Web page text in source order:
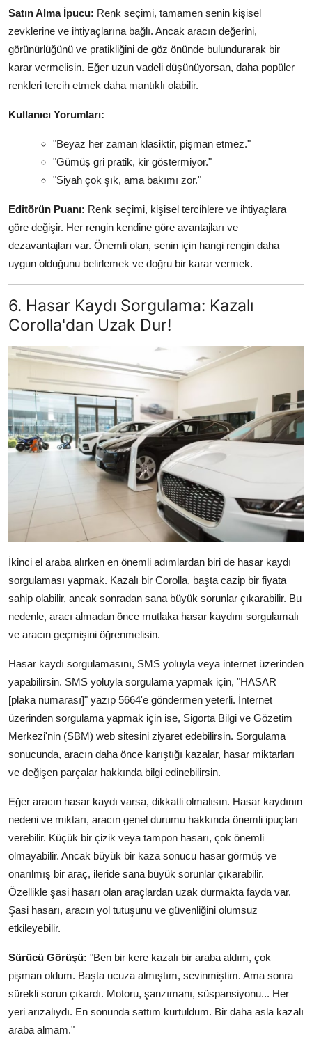
Satın Alma İpucu: Renk seçimi, tamamen senin kişisel
zevklerine ve ihtiyaçlarına bağlı. Ancak aracın değerini,
görünürlüğünü ve pratikliğini de göz önünde bulundurarak bir
karar vermelisin. Eğer uzun vadeli düşünüyorsan, daha popüler
renkleri tercih etmek daha mantıklı olabilir.
Kullanıcı Yorumları:
"Beyaz her zaman klasiktir, pişman etmez."
"Gümüş gri pratik, kir göstermiyor."
"Siyah çok şık, ama bakımı zor."
Editörün Puanı: Renk seçimi, kişisel tercihlere ve ihtiyaçlara
göre değişir. Her rengin kendine göre avantajları ve
dezavantajları var. Önemli olan, senin için hangi rengin daha
uygun olduğunu belirlemek ve doğru bir karar vermek.
6. Hasar Kaydı Sorgulama: Kazalı
Corolla'dan Uzak Dur!
İkinci el araba alırken en önemli adımlardan biri de hasar kaydı
sorgulaması yapmak. Kazalı bir Corolla, başta cazip bir fiyata
sahip olabilir, ancak sonradan sana büyük sorunlar çıkarabilir. Bu
nedenle, aracı almadan önce mutlaka hasar kaydını sorgulamalı
ve aracın geçmişini öğrenmelisin.
Hasar kaydı sorgulamasını, SMS yoluyla veya internet üzerinden
yapabilirsin. SMS yoluyla sorgulama yapmak için, "HASAR
[plaka numarası]" yazıp 5664'e göndermen yeterli. İnternet
üzerinden sorgulama yapmak için ise, Sigorta Bilgi ve Gözetim
Merkezi'nin (SBM) web sitesini ziyaret edebilirsin. Sorgulama
sonucunda, aracın daha önce karıştığı kazalar, hasar miktarları
ve değişen parçalar hakkında bilgi edinebilirsin.
Eğer aracın hasar kaydı varsa, dikkatli olmalısın. Hasar kaydının
nedeni ve miktarı, aracın genel durumu hakkında önemli ipuçları
verebilir. Küçük bir çizik veya tampon hasarı, çok önemli
olmayabilir. Ancak büyük bir kaza sonucu hasar görmüş ve
onarılmış bir araç, ileride sana büyük sorunlar çıkarabilir.
Özellikle şasi hasarı olan araçlardan uzak durmakta fayda var.
Şasi hasarı, aracın yol tutuşunu ve güvenliğini olumsuz
etkileyebilir.
Sürücü Görüşü: "Ben bir kere kazalı bir araba aldım, çok
pişman oldum. Başta ucuza almıştım, sevinmiştim. Ama sonra
sürekli sorun çıkardı. Motoru, şanzımanı, süspansiyonu... Her
yeri arızalıydı. En sonunda sattım kurtuldum. Bir daha asla kazalı
araba almam."